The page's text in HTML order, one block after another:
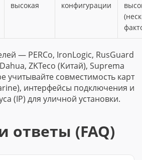
высокая
конфигурации
— PERCo, IronLogic, RusGuard
ZKTeco (Китай), Suprema
учитывайте совместимость карт
интерфейсы подключения и
(IP) для уличной установки.
ответы (FAQ)